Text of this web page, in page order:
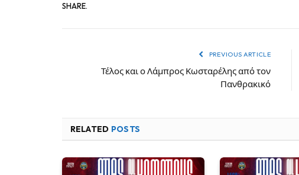
SHARE.
PREVIOUS ARTICLE
Τέλος και ο Λάμπρος Κωσταρέλης από τον
Πανθρακικό
RELATED POSTS